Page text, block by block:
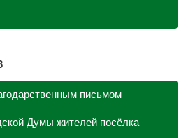
письмом
Думы жителей посёлка